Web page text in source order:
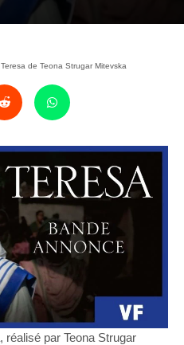
de Teona Strugar Mitevska
réalisé par Teona Strugar